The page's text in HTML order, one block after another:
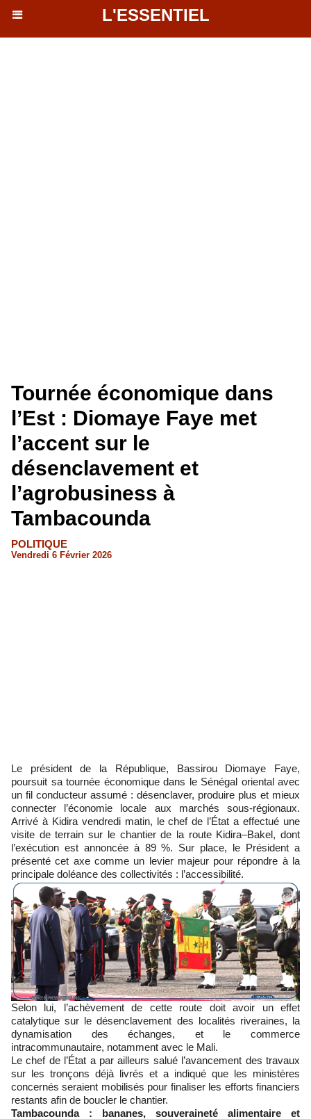
L'ESSENTIEL
Tournée économique dans
l’Est : Diomaye Faye met
l’accent sur le
désenclavement et
l’agrobusiness à
Tambacounda
POLITIQUE
Vendredi 6 Février 2026
Le président de la République, Bassirou Diomaye Faye,
poursuit sa tournée économique dans le Sénégal oriental avec
un fil conducteur assumé : désenclaver, produire plus et mieux
connecter l’économie locale aux marchés sous-régionaux.
Arrivé à Kidira vendredi matin, le chef de l’État a effectué une
visite de terrain sur le chantier de la route Kidira–Bakel, dont
l’exécution est annoncée à 89 %. Sur place, le Président a
présenté cet axe comme un levier majeur pour répondre à la
principale doléance des collectivités : l’accessibilité.
Selon lui, l’achèvement de cette route doit avoir un effet
catalytique sur le désenclavement des localités riveraines, la
dynamisation des échanges, et le commerce
intracommunautaire, notamment avec le Mali.
Le chef de l’État a par ailleurs salué l’avancement des travaux
sur les tronçons déjà livrés et a indiqué que les ministères
concernés seraient mobilisés pour finaliser les efforts financiers
restants afin de boucler le chantier.
Tambacounda : bananes, souveraineté alimentaire et